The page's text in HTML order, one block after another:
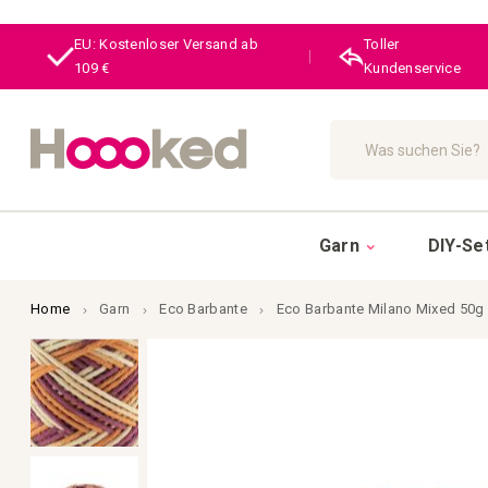
EU: Kostenloser Versand ab
109 €
Toller
Kundenservice
Suche
Garn DIY-
Home Garn Eco Barbante Eco Barbante Milano Mixed 50g
Zum
Ende
der
Bildgalerie
springen